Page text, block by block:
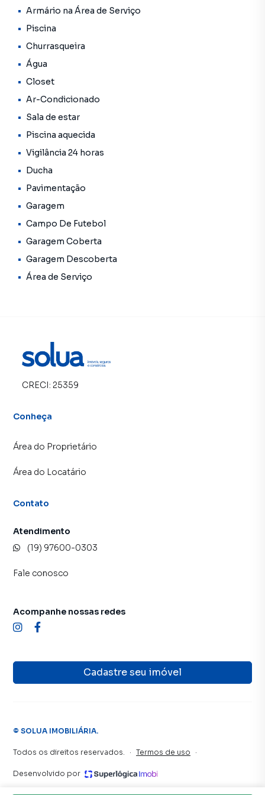
**OBS: Os imóveis constantes neste site, estão sujeitos a
sofrer alterações em seus valores, bem como a
disponibilidade. Reservamos o direito de qualquer erro de
digitação.
Armário na Área de Serviço
Piscina
Churrasqueira
Água
Closet
Ar-Condicionado
Sala de estar
Piscina aquecida
Vigilância 24 horas
Ducha
Pavimentação
Garagem
Campo De Futebol
Garagem Coberta
Garagem Descoberta
Área de Serviço
CRECI: 25359
Conheça
Área do Proprietário
Área do Locatário
Contato
Atendimento
(19) 97600-0303
Fale conosco
Cadastre seu imóvel
Acompanhe nossas redes
© SOLUA IMOBILIÁRIA.
Todos os direitos reservados. · Termos de uso ·
Desenvolvido por